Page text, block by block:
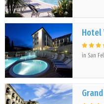
Hotel
in San